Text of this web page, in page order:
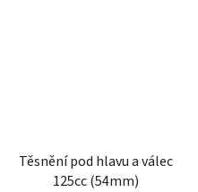
Těsnění pod hlavu a válec
125cc (54mm)